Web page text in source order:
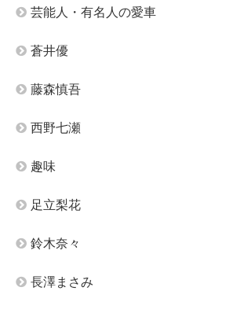
芸能人・有名人の愛車
蒼井優
藤森慎吾
西野七瀬
趣味
足立梨花
鈴木奈々
長澤まさみ